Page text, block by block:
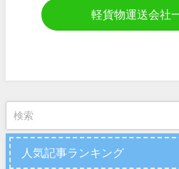
軽貨物運送会社
人気記事ランキング